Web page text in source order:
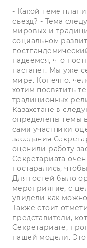
- Какой теме
съезд? - Тема
мировых и
социальном
надеемся, что
настанет. Мы уже
мире. Конечно,
хотим посвятить
традиционных
Казахстане в
определены темы
сами участники
заседания
оценили работу
Секретариата
постарались,
Для гостей было
мероприятие, с
увидели как
Также стоит
представители,
Секретариате,
нашей модели.